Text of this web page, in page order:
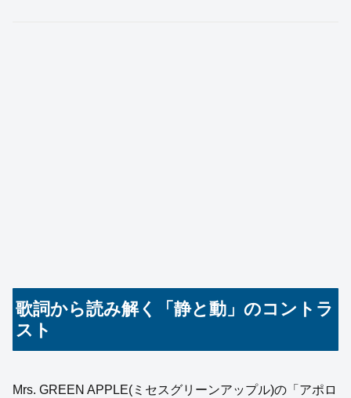
歌詞から読み解く「静と動」のコントラ
スト
Mrs. GREEN APPLE(ミセスグリーンアップル)の「アポロ